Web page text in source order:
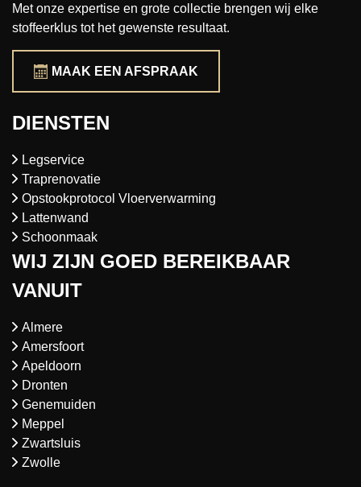
Met onze expertise en grote collectie brengen wij elke
stoffeerklus tot het gewenste resultaat.
MAAK EEN AFSPRAAK
DIENSTEN
Legservice
Traprenovatie
Opstookprotocol Vloerverwarming
Lattenwand
Schoonmaak
WIJ ZIJN GOED BEREIKBAAR
VANUIT
Almere
Amersfoort
Apeldoorn
Dronten
Genemuiden
Meppel
Zwartsluis
Zwolle